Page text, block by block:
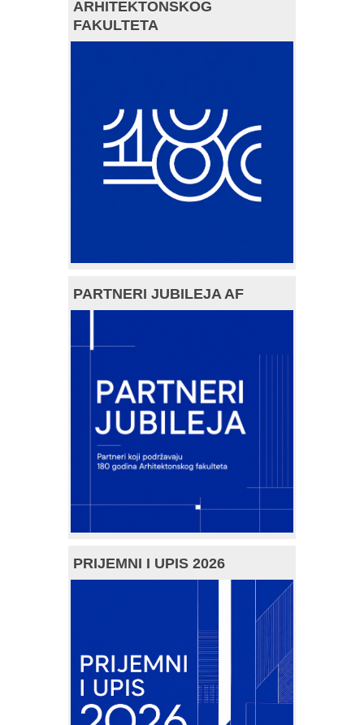
ARHITEKTONSKOG
FAKULTETA
PARTNERI JUBILEJA AF
PRIJEMNI I UPIS 2026